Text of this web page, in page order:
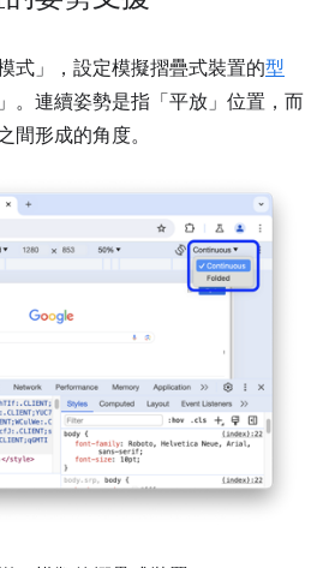
式」 ，設定模擬摺疊式裝置的型
。連續姿勢是指「平放」位置，而
間形成的角度。